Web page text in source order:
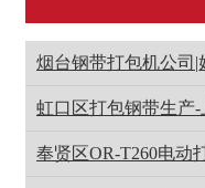
烟台钢带打包机公司
虹口区打包钢带生产
奉贤区OR-T260电动